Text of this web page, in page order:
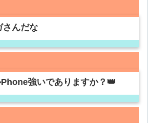
さんだな
強いでありますか？👑